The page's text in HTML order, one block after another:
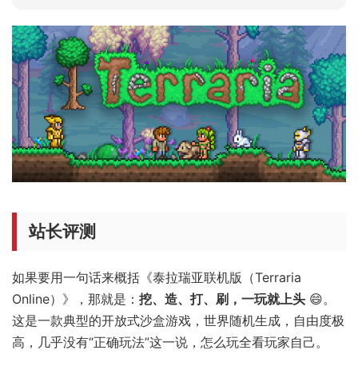
站长评测
如果要用一句话来概括《泰拉瑞亚联机版（Terraria
Online）》，那就是： 挖、造、打、刷，一玩就上头 😄。
这是一款典型的开放式沙盒游戏，世界随机生成，自由度极
高，几乎没有“正确玩法”这一说，怎么玩全看玩家自己。